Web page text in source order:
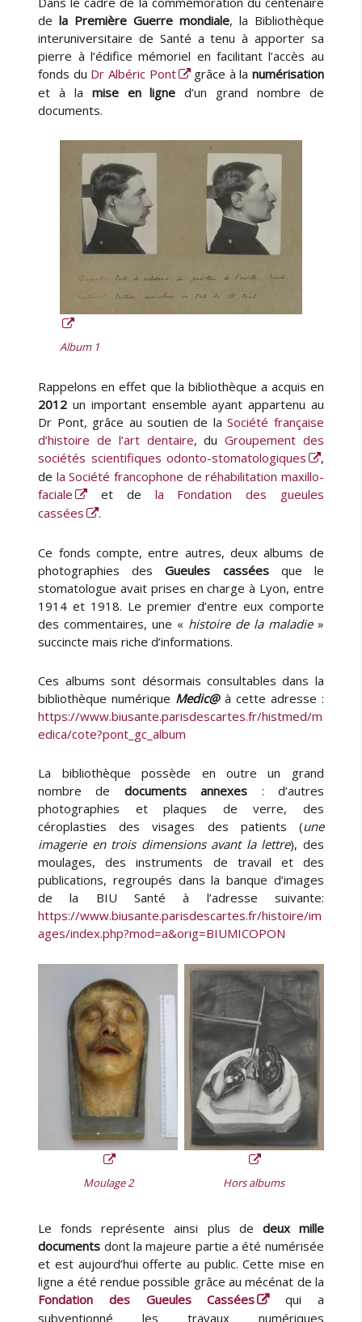
I
V
:
O
d
l
e
s
g
a
m
e
s
…
e
u
r
i
é
l
dela Première Guerre mondiale, la Bibliothèque
interuniversitaire de Santé a tenu à apporter sa
pierre à l’édifice mémoriel en facilitant l’accès au
fonds du Dr Albéric Pont grâce à la numérisation
et à la mise en ligne d’un grand nombre de
documents.
Album 1
Rappelons en effet que la bibliothèque a acquis en
2012 un important ensemble ayant appartenu au
Dr Pont, grâce au soutien de laSociété française
d’histoire de l’art dentaire, duGroupement des
sociétés scientifiques odonto-stomatologiques
,
de la Société francophone de réhabilitation maxillo-
faciale
et de la Fondation des gueules
cassées
.
Ce fonds compte, entre autres, deux albums de
photographies desGueules casséesque le
stomatologue avait prises en charge à Lyon, entre
1914 et 1918. Le premier d’entre eux comporte
des commentaires, une « histoire de la maladie»
succincte mais riche d’informations.
Ces albums sont désormais consultables dans la
bibliothèque numérique Medic@à cette adresse :
https://www.biusante.parisdescartes.fr/histmed/m
edica/cote?pont_gc_album
La bibliothèque possède en outre un grand
nombre de documents annexes : d’autres
photographies et plaques de verre, des
céroplasties des visages des patients (une
imagerie en trois dimensions avant la lettre), des
moulages, des instruments de travail et des
publications, regroupés dans la banque d’images
de la BIU Santé à l’adresse suivante:
https://www.biusante.parisdescartes.fr/histoire/im
ages/index.php?mod=a&orig=BIUMICOPON
Moulage 2 Hors albums
Le fonds représente ainsi plus de deux mille
documents dont la majeure partie a été numérisée
et est aujourd’hui offerte au public. Cette mise en
ligne a été rendue possible grâce au mécénat de la
Fondation des Gueules Cassées
qui a
subventionné les travaux numériques